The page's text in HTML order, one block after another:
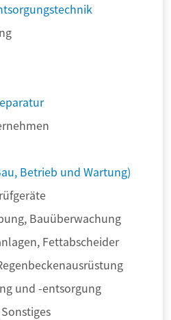
Betrieb und Wartung)
Bauüberwachung
Fettabscheider
und -entsorgung